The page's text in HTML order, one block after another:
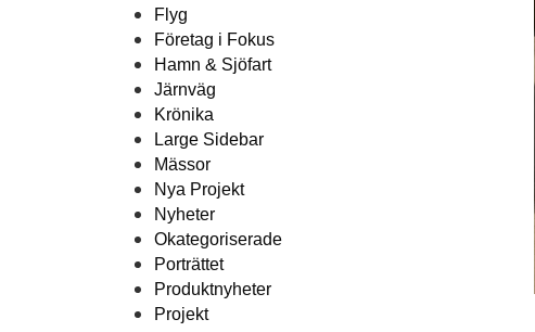
Flyg
Företag i Fokus
Hamn & Sjöfart
Järnväg
Krönika
Large Sidebar
Mässor
Nya Projekt
Nyheter
Okategoriserade
Porträttet
Produktnyheter
Projekt